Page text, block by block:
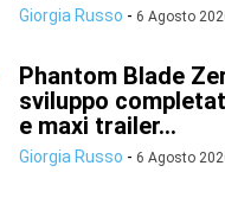
Giorgia Russo - 6 Agosto
Phantom Blade
sviluppo
e maxi trailer...
Giorgia Russo - 6 Agosto